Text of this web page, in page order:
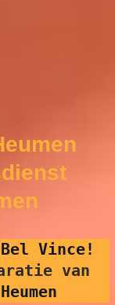
Bel Vince!
van